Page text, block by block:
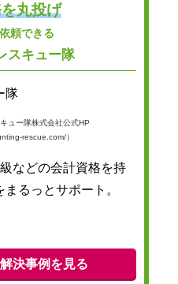
丸投げ
頼できる
スキュー隊
ュー隊株式会社公式HP
rescue.com/）
などの会計資格を持
るっとサポート。
決事例を見る